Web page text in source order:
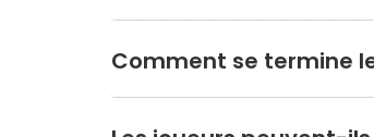
Comment se termine